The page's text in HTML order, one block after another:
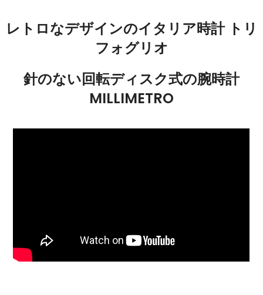
レトロなデザインのイタリア時計 トリ
フォグリオ
針のない回転ディスク式の腕時計
MILLIMETRO